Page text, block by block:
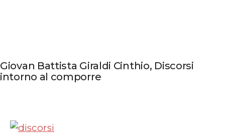
Giovan Battista Giraldi Cinthio, Discorsi
intorno al comporre